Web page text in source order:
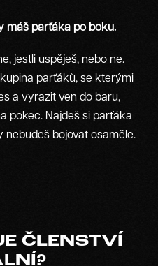
máš parťáka po boku.
jestli uspěješ, nebo ne.
parťáků, se kterými
a vyrazit ven do baru,
pokec. Najdeš si parťáka
nebudeš bojovat osaměle.
ČLENSTVÍ